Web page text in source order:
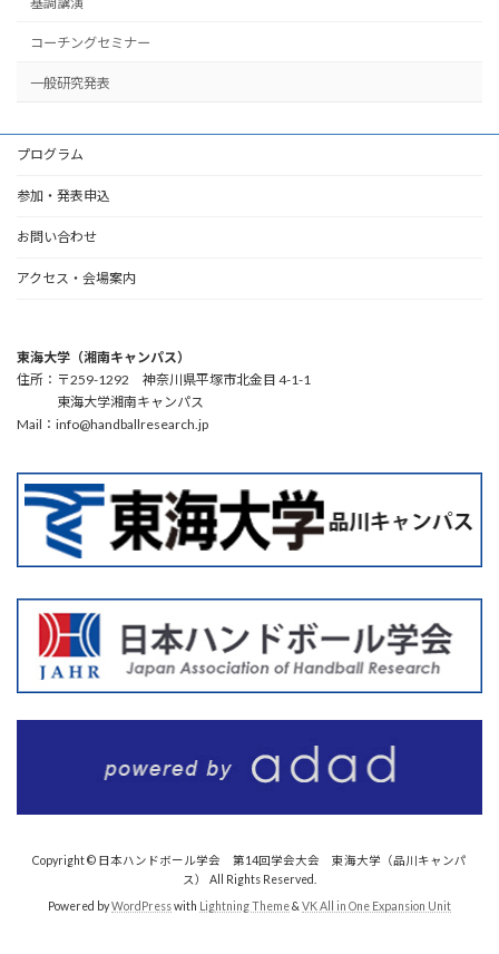
コーチングセミナー
一般研究発表
プログラム
参加・発表申込
お問い合わせ
アクセス・会場案内
東海大学（湘南キャンパス）
住所：〒259-1292 神奈川県平塚市北金目 4-1-1
東海大学湘南キャンパス
Mail：info@handballresearch.jp
Copyright © 日本ハンドボール学会 第14回学会大会 東海大学（品川キャンパ
ス） All Rights Reserved.
Powered byWordPresswith Lightning Theme& VK All in One Expansion Unit